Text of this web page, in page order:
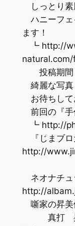
しっとり素
ハニーフェ
ます！
┗ http://
投稿期間
綺麗な写
お待ちして
前回の『手
┗ http://
『じまブ
http://
ネオナチュ
http://
噺家の昇
真打 昇進